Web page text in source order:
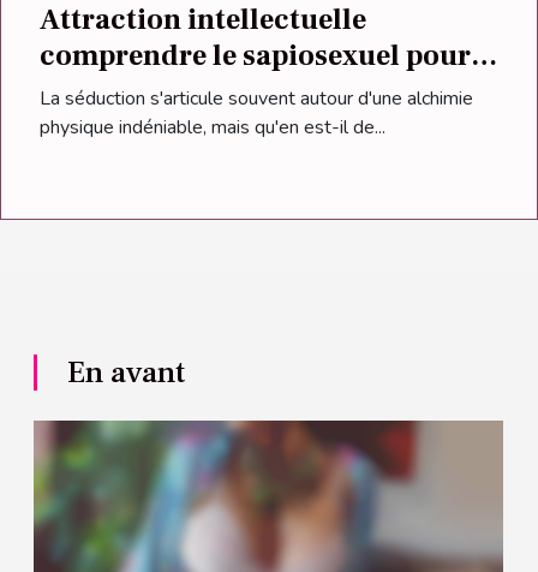
Attraction intellectuelle
comprendre le sapiosexuel pour
une connexion profonde
La séduction s'articule souvent autour d'une alchimie
physique indéniable, mais qu'en est-il de...
En avant